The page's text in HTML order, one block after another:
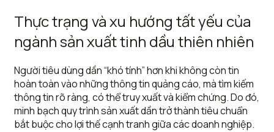
Thực trạng và xu hướng tất yếu của
ngành sản xuất tinh dầu thiên nhiên
Người tiêu dùng dần “khó tính” hơn khi không còn tin
hoàn toàn vào những thông tin quảng cáo, mà tìm kiếm
thông tin rõ ràng, có thể truy xuất và kiểm chứng. Do đó,
minh bạch quy trình sản xuất dần trở thành tiêu chuẩn
bắt buộc cho lợi thế cạnh tranh giữa các doanh nghiệp.